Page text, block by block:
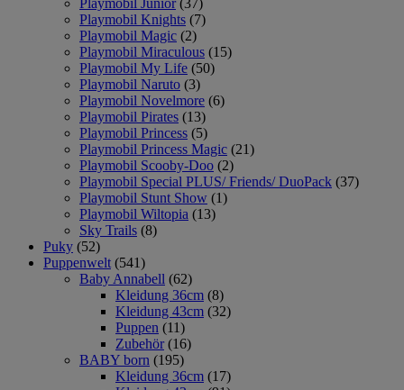
Playmobil Junior (37)
Playmobil Knights (7)
Playmobil Magic (2)
Playmobil Miraculous (15)
Playmobil My Life (50)
Playmobil Naruto (3)
Playmobil Novelmore (6)
Playmobil Pirates (13)
Playmobil Princess (5)
Playmobil Princess Magic (21)
Playmobil Scooby-Doo (2)
Playmobil Special PLUS/ Friends/ DuoPack (37)
Playmobil Stunt Show (1)
Playmobil Wiltopia (13)
Sky Trails (8)
Puky (52)
Puppenwelt (541)
Baby Annabell (62)
Kleidung 36cm (8)
Kleidung 43cm (32)
Puppen (11)
Zubehör (16)
BABY born (195)
Kleidung 36cm (17)